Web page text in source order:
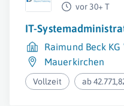
vor 30+ T
IT-
Raimund Beck
Mauerkirchen
Vollzeit ab